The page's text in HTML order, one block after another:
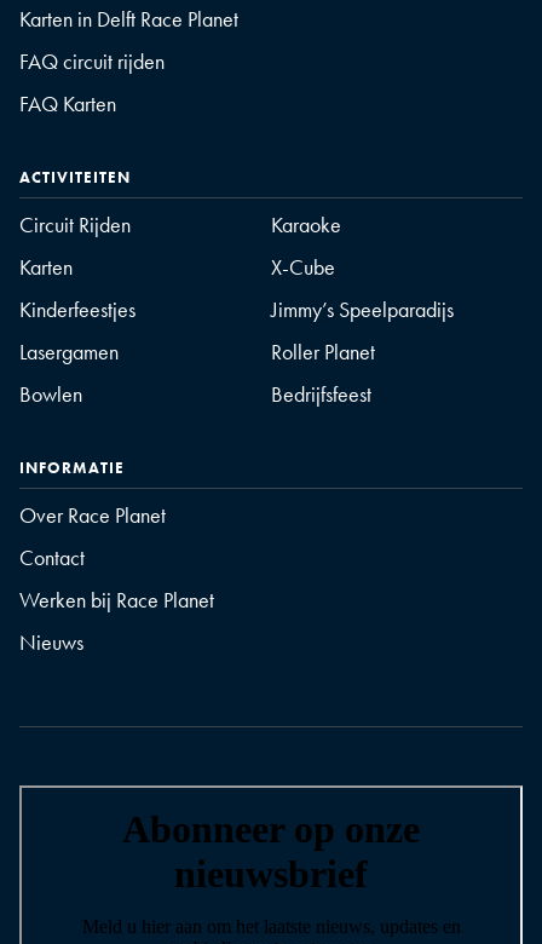
Karten in Delft Race Planet
FAQ circuit rijden
FAQ Karten
ACTIVITEITEN
Circuit Rijden
Karaoke
Karten
X-Cube
Kinderfeestjes
Jimmy’s Speelparadijs
Lasergamen
Roller Planet
Bowlen
Bedrijfsfeest
INFORMATIE
Over Race Planet
Contact
Werken bij Race Planet
Nieuws